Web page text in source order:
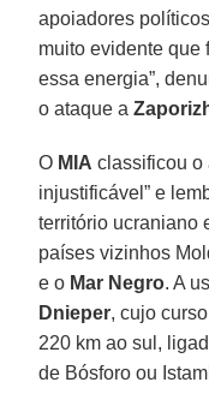
apoiadores
muito evidente que
essa energia”,
o ataque a
O MIA classificou o
injustificável” e
território ucraniano
países vizinhos
e o Mar Negro. A
Dnieper, cujo
220 km ao sul,
de Bósforo ou